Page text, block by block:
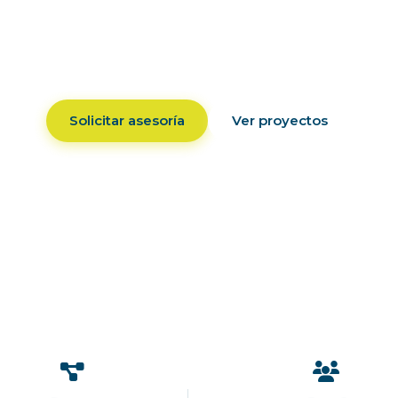
Solicitar asesoría Ver proyectos